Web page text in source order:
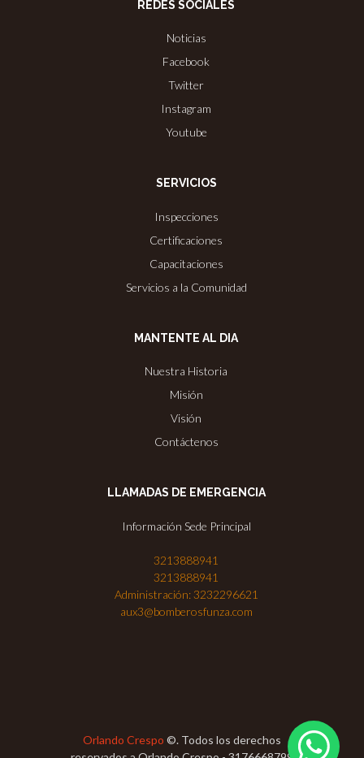
REDES SOCIALES
Noticias
Facebook
Twitter
Instagram
Youtube
SERVICIOS
Inspecciones
Certificaciones
Capacitaciones
Servicios a la Comunidad
MANTENTE AL DIA
Nuestra Historia
Misión
Visión
Contáctenos
LLAMADAS DE EMERGENCIA
Información Sede Principal
3213888941
3213888941
Administración: 3232296621
aux3@bomberosfunza.com
Orlando Crespo ©. Todos los derechos